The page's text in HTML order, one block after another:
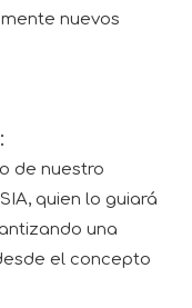
nuevos
de nuestro
quien lo guiará
una
el concepto